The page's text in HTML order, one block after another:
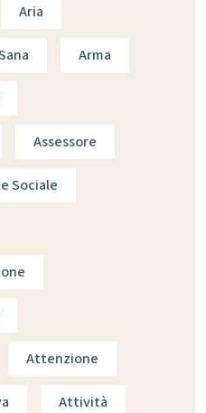
Aria
Arma
Assessore
Sociale
Attenzione
Attività